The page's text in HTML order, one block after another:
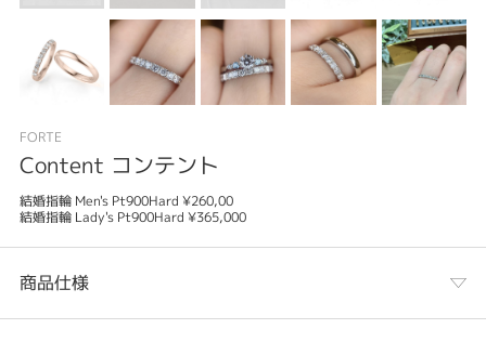
FORTE
Content コンテント
結婚指輪 Men's Pt900Hard ¥260,00
結婚指輪 Lady's Pt900Hard ¥365,000
商品仕様